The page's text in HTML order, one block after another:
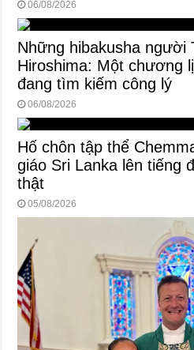
06/08/2026
Những hibakusha người
Hiroshima: Một chương
đang tìm kiếm công lý
06/08/2026
Hố chôn tập thể
giáo Sri Lanka lên tiếng
thật
05/08/2026